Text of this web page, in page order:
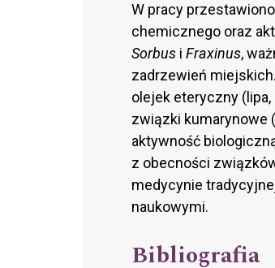
W pracy
chemicznego oraz
Sorbus i Fraxinus,
zadrzewień
olejek eteryczny
związki kumarynowe
aktywność
z obecności
medycynie
naukowymi.
Bibliografia